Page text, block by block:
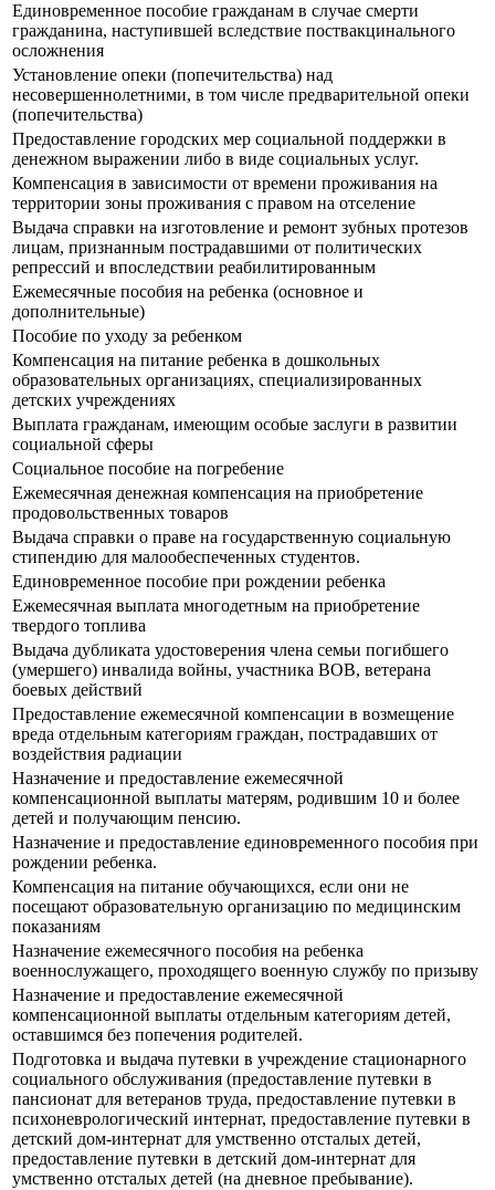
Единовременное пособие гражданам в случае смерти
гражданина, наступившей вследствие поствакцинального
осложнения
Установление опеки (попечительства) над
несовершеннолетними, в том числе предварительной опеки
(попечительства)
Предоставление городских мер социальной поддержки в
денежном выражении либо в виде социальных услуг.
Компенсация в зависимости от времени проживания на
территории зоны проживания с правом на отселение
Выдача справки на изготовление и ремонт зубных протезов
лицам, признанным пострадавшими от политических
репрессий и впоследствии реабилитированным
Ежемесячные пособия на ребенка (основное и
дополнительные)
Пособие по уходу за ребенком
Компенсация на питание ребенка в дошкольных
образовательных организациях, специализированных
детских учреждениях
Выплата гражданам, имеющим особые заслуги в развитии
социальной сферы
Социальное пособие на погребение
Ежемесячная денежная компенсация на приобретение
продовольственных товаров
Выдача справки о праве на государственную социальную
стипендию для малообеспеченных студентов.
Единовременное пособие при рождении ребенка
Ежемесячная выплата многодетным на приобретение
твердого топлива
Выдача дубликата удостоверения члена семьи погибшего
(умершего) инвалида войны, участника ВОВ, ветерана
боевых действий
Предоставление ежемесячной компенсации в возмещение
вреда отдельным категориям граждан, пострадавших от
воздействия радиации
Назначение и предоставление ежемесячной
компенсационной выплаты матерям, родившим 10 и более
детей и получающим пенсию.
Назначение и предоставление единовременного пособия при
рождении ребенка.
Компенсация на питание обучающихся, если они не
посещают образовательную организацию по медицинским
показаниям
Назначение ежемесячного пособия на ребенка
военнослужащего, проходящего военную службу по призыву
Назначение и предоставление ежемесячной
компенсационной выплаты отдельным категориям детей,
оставшимся без попечения родителей.
Подготовка и выдача путевки в учреждение стационарного
социального обслуживания (предоставление путевки в
пансионат для ветеранов труда, предоставление путевки в
психоневрологический интернат, предоставление путевки в
детский дом-интернат для умственно отсталых детей,
предоставление путевки в детский дом-интернат для
умственно отсталых детей (на дневное пребывание).